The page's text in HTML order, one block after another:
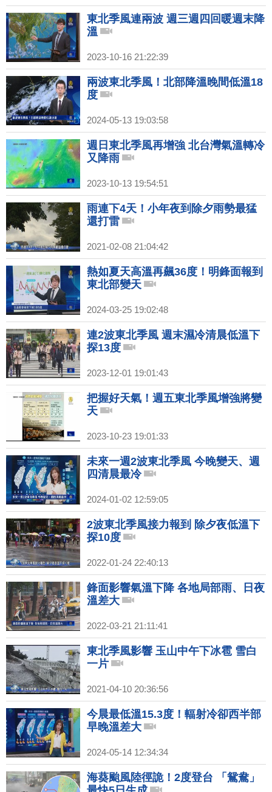
東北季風連兩波 週三週四回暖週末降
溫
2023-10-16 21:22:39
兩波東北季風！北部降溫晚間低溫18
度
2024-05-13 19:03:58
週日東北季風再增強 北台灣氣溫轉冷
又降雨
2023-10-13 19:54:51
雨連下4天！小年夜到除夕雨勢最猛
還打雷
2021-02-08 21:04:42
熱如夏天高溫再飆36度！明鋒面報到
東北部變天
2024-03-25 19:02:48
連2波東北季風 週末濕冷清晨低溫下
探13度
2023-12-01 19:01:43
把握好天氣！週五東北季風增強將變
天
2023-10-23 19:01:33
未來一週2波東北季風 今晚變天、週
四清晨最冷
2024-01-02 12:59:05
2波東北季風接力報到 除夕夜低溫下
探10度
2022-01-24 22:40:13
鋒面影響氣溫下降 各地局部雨、日夜
溫差大
2022-03-21 21:11:41
東北季風影響 玉山中午下冰雹 雪白
一片
2021-04-10 20:36:56
今晨最低溫15.3度！輻射冷卻西半部
早晚溫差大
2024-05-14 12:34:34
海葵颱風陸徑詭！2度登台 「鴛鴦」